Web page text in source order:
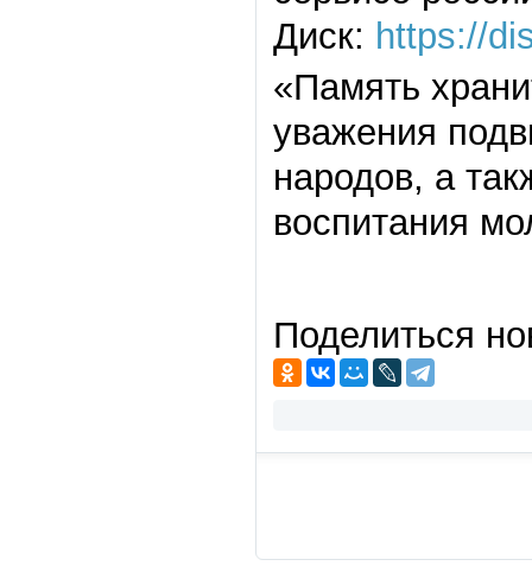
Диск: https://
«Память
уважения
народов, а
воспитания
Поделиться